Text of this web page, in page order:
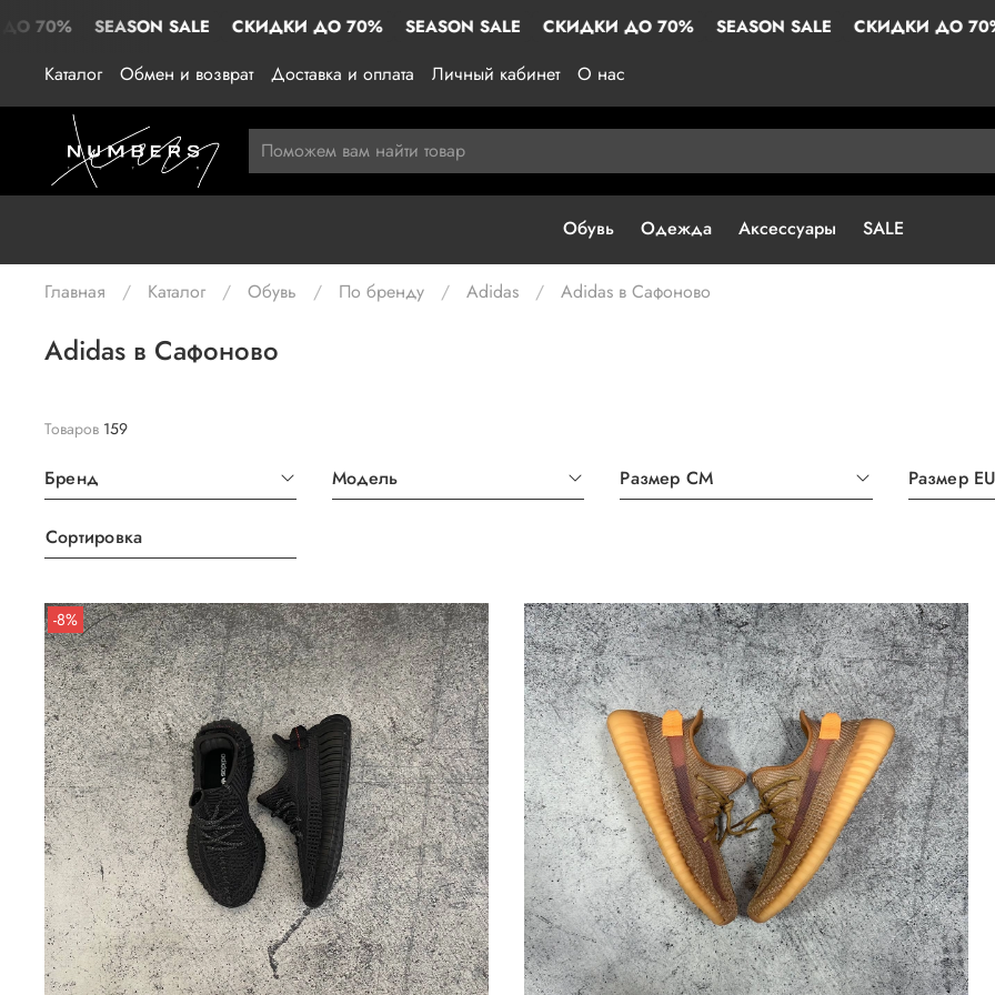
SEASON SALE СКИДКИ ДО 70% SEASON SALE СКИДКИ ДО 70% SEASON SALE СКИДКИ ДО 70%
Каталог Обмен и возврат Доставка и оплата Личный кабинет О нас
Обувь Одежда Аксессуары SALE
Главная Каталог Обувь По бренду Adidas Adidas в Сафоново
Adidas в Сафоново
Товаров 159
Сортировка
Размер СМ Размер
Бренд Модель
-8%